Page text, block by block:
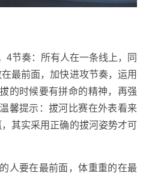
4节奏：所有人在一条线上，同
最前面，加快进攻节奏，运用
的时候要有拼命的精神，再强
馨提示：拔河比赛在外表看来
其实采用正确的拔河姿势才可
人要在最前面，体重重的在最